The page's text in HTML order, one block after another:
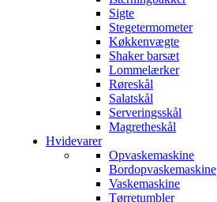
Sigte
Stegetermometer
Køkkenvægte
Shaker barsæt
Lommelærker
Røreskål
Salatskål
Serveringsskål
Magretheskål
Hvidevarer
Opvaskemaskine
Bordopvaskemaskine
Vaskemaskine
Tørretumbler